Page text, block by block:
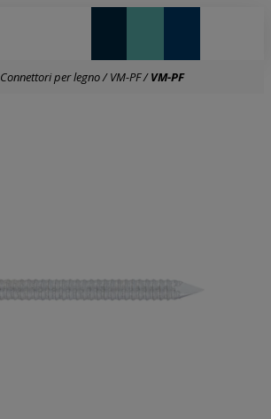
Connettori per legno/VM-PF/VM-PF